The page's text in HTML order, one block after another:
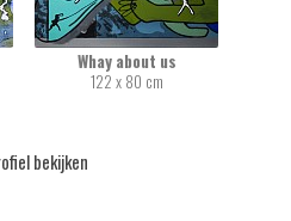
Whay about us
122 x 80 cm
bekijken